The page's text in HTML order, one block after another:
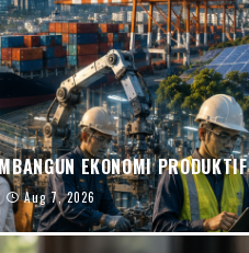
EKONOMI PRODUKTIF
Aug 7, 2026